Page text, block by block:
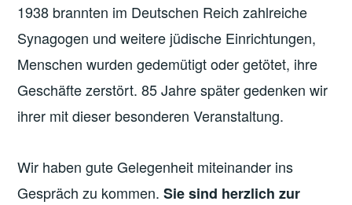
1938 brannten im Deutschen Reich zahlreiche
Synagogen und weitere jüdische Einrichtungen,
Menschen wurden gedemütigt oder getötet, ihre
Geschäfte zerstört. 85 Jahre später gedenken wir
ihrer mit dieser besonderen Veranstaltung.
Wir haben gute Gelegenheit miteinander ins
Gespräch zu kommen.Sie sind herzlich zur